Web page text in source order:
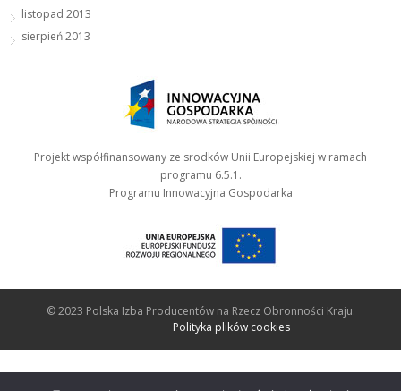
listopad 2013
sierpień 2013
Projekt współfinansowany ze srodków Unii Europejskiej w ramach
programu 6.5.1.
Programu Innowacyjna Gospodarka
© 2023 Polska Izba Producentów na Rzecz Obronności Kraju.
Polityka plików cookies